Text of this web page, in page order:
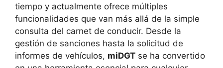
tiempo y actualmente ofrece múltiples
funcionalidades que van más allá de la simple
consulta del carnet de conducir. Desde la
gestión de sanciones hasta la solicitud de
informes de vehículos, miDGT se ha convertido